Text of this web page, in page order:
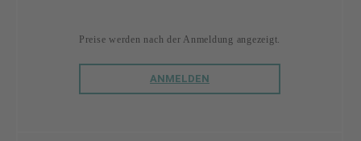
Preise werden nach der Anmeldung angezeigt.
ANMELDEN